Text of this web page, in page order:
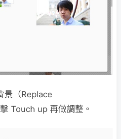
景（Replace
Touch up 再做調整。